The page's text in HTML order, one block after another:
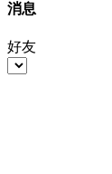
消息
好友